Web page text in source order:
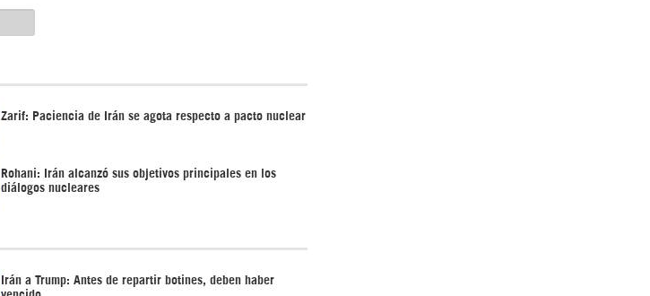
Zarif: Paciencia de Irán se agota respecto a pacto nuclear
Rohani: Irán alcanzó sus objetivos principales en los
diálogos nucleares
Irán a Trump: Antes de repartir botines, deben haber
vencido